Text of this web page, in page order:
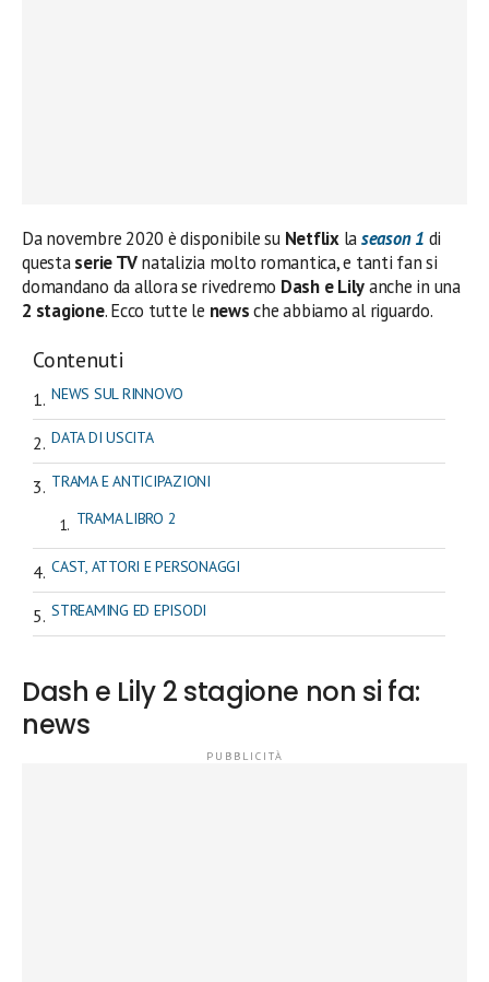
Da novembre 2020 è disponibile su Netflixlaseason 1 di
questaserie TVnatalizia molto romantica, e tanti fan si
domandano da allora se rivedremo Dash e Lilyanche in una
2 stagione. Ecco tutte le newsche abbiamo al riguardo.
Contenuti
NEWS SUL RINNOVO
DATA DI USCITA
TRAMA E ANTICIPAZIONI
TRAMA LIBRO 2
CAST, ATTORI E PERSONAGGI
STREAMING ED EPISODI
Dash e Lily 2 stagione non si fa:
news